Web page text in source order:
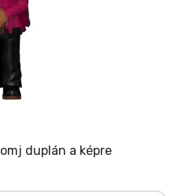
duplán a képre